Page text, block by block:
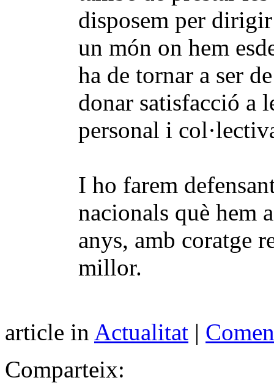
disposem per
un món on hem
ha de tornar a ser
donar satisfacció a
personal i
I ho farem
nacionals què hem
anys, amb coratge
millor.
article in Actualitat |
Comparteix: